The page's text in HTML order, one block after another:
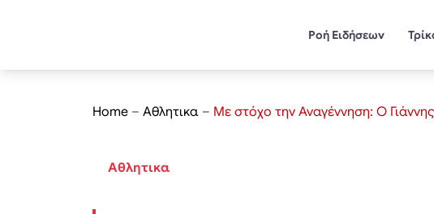
Ροή Ειδήσεων
Home – Αθλητικα – Με στόχο την Αναγέννηση: Ο
Αθλητικα